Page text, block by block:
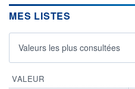
31,900
+ HAUT
32,000
MES LISTES
Valeurs les plus consultées
VALEUR